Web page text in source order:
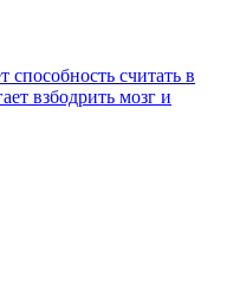
считать в
взбодрить мозг и